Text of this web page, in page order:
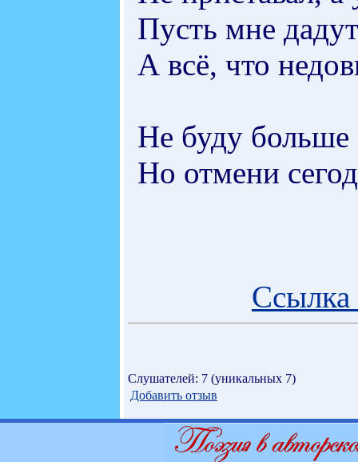
Пусть мне
А всё, что
Не буду больше
Но отмени
Ссылка
Слушателей: 7 (уникальных 7)
Добавить отзыв